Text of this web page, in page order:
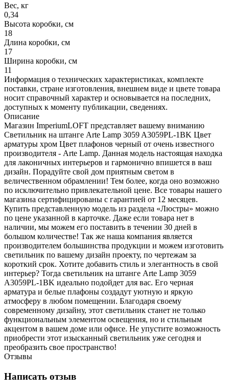
Вес, кг
0,34
Высота коробки, см
18
Длина коробки, см
17
Ширина коробки, см
11
Информация о технических характеристиках, комплекте
поставки, стране изготовления, внешнем виде и цвете товара
носит справочный характер и основывается на последних,
доступных к моменту публикации, сведениях.
Описание
Магазин ImperiumLOFT представляет вашему вниманию
Светильник на штанге Arte Lamp 3059 A3059PL-1BK Цвет
арматуры хром Цвет плафонов черный от очень известного
производителя - Arte Lamp. Данная модель настоящая находка
для лаконичных интерьеров и гармонично впишется в ваш
дизайн. Порадуйте свой дом приятным светом в
величественном обрамлении! Тем более, когда оно возможно
по исключительно привлекательной цене. Все товары нашего
магазина сертифицированы с гарантией от 12 месяцев.
Купить представленную модель из раздела «Люстры» можно
по цене указанной в карточке. Даже если товара нет в
наличии, мы можем его поставить в течении 30 дней в
большом количестве! Так же наша компания является
производителем большинства продукции и можем изготовить
светильник по вашему дизайн проекту, по чертежам за
короткий срок. Хотите добавить стиль и элегантность в свой
интерьер? Тогда светильник на штанге Arte Lamp 3059
A3059PL-1BK идеально подойдет для вас. Его черная
арматура и белые плафоны создадут уютную и яркую
атмосферу в любом помещении. Благодаря своему
современному дизайну, этот светильник станет не только
функциональным элементом освещения, но и стильным
акцентом в вашем доме или офисе. Не упустите возможность
приобрести этот изысканный светильник уже сегодня и
преобразить свое пространство!
Отзывы
Написать отзыв